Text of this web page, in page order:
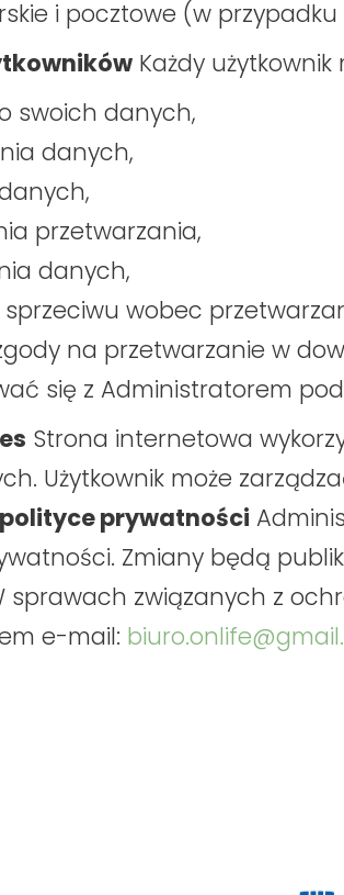
i pocztowe (w
Każdy
swoich danych,
danych,
przetwarzania,
danych,
wobec
na przetwarzanie w
się z Administratorem
Strona internetowa
Użytkownik może
prywatności
Zmiany będą
sprawach związanych z
e-mail: